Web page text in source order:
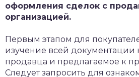
оформления сделок с
организацией.
Первым этапом для
изучение всей документации
продавца и предлагаемое к
Следует запросить для